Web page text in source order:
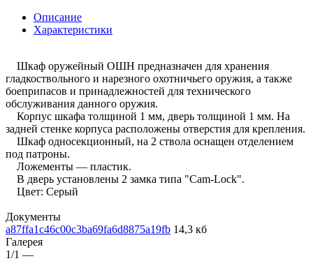
Описание
Характеристики
Шкаф оружейный ОШН предназначен для хранения
гладкоствольного и нарезного охотничьего оружия, а также
боеприпасов и принадлежностей для технического
обслуживания данного оружия.
Корпус шкафа толщиной 1 мм, дверь толщиной 1 мм. На
задней стенке корпуса расположены отверстия для крепления.
Шкаф односекционный, на 2 ствола оснащен отделением
под патроны.
Ложементы — пластик.
В дверь установлены 2 замка типа "Cam-Lock".
Цвет: Серый
Документы
a87ffa1c46c00c3ba69fa6d8875a19fb 14,3 кб
Галерея
1/1 —